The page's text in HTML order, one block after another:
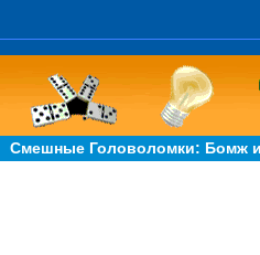
Смешные Головоломки: Бомж